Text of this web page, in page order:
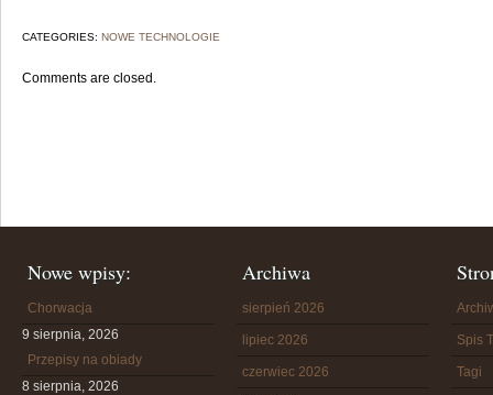
CATEGORIES: NOWE TECHNOLOGIE
Comments are closed.
Nowe wpisy:
Chorwacja
9 sierpnia, 2026
Przepisy na obiady
8 sierpnia, 2026
Archiwa
sierpień 2026
lipiec 2026
czerwiec 2026
Spis
Tagi